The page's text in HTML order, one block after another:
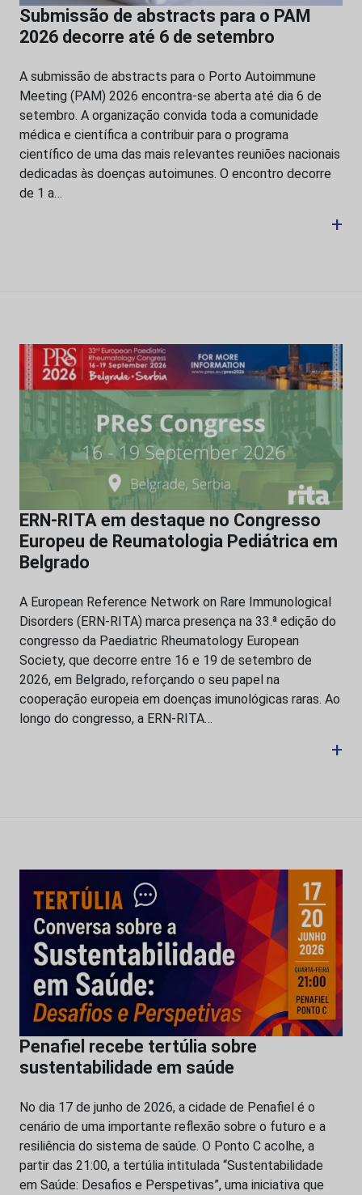
Submissão de abstracts para o PAM
2026 decorre até 6 de setembro
A submissão de abstracts para o Porto Autoimmune
Meeting (PAM) 2026 encontra-se aberta até dia 6 de
setembro. A organização convida toda a comunidade
médica e científica a contribuir para o programa
científico de uma das mais relevantes reuniões nacionais
dedicadas às doenças autoimunes. O encontro decorre
de 1 a…
+
ERN-RITA em destaque no Congresso
Europeu de Reumatologia Pediátrica em
Belgrado
A European Reference Network on Rare Immunological
Disorders (ERN-RITA) marca presença na 33.ª edição do
congresso da Paediatric Rheumatology European
Society, que decorre entre 16 e 19 de setembro de
2026, em Belgrado, reforçando o seu papel na
cooperação europeia em doenças imunológicas raras. Ao
longo do congresso, a ERN-RITA…
+
Penafiel recebe tertúlia sobre
sustentabilidade em saúde
No dia 17 de junho de 2026, a cidade de Penafiel é o
cenário de uma importante reflexão sobre o futuro e a
resiliência do sistema de saúde. O Ponto C acolhe, a
partir das 21:00, a tertúlia intitulada “Sustentabilidade
em Saúde: Desafios e Perspetivas”, uma iniciativa que